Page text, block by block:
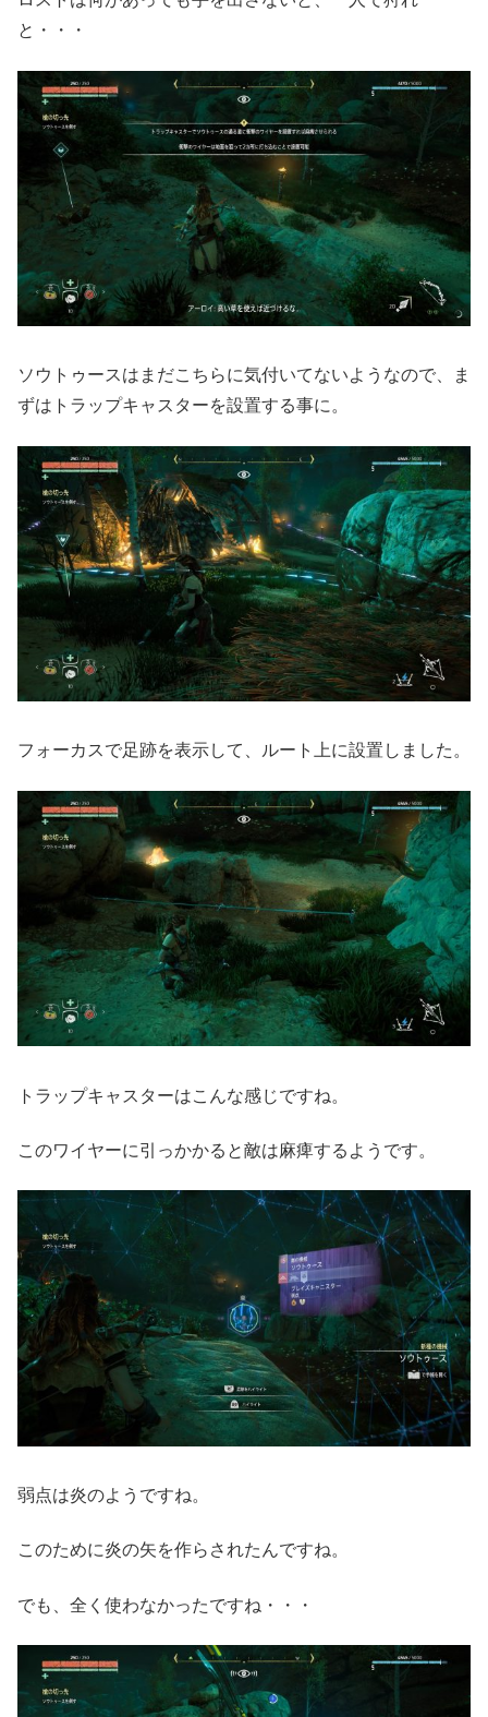
と・・・
ソウトゥースはまだこちらに気付いてないようなので、ま
ずはトラップキャスターを設置する事に。
フォーカスで足跡を表示して、ルート上に設置しました。
トラップキャスターはこんな感じですね。
このワイヤーに引っかかると敵は麻痺するようです。
弱点は炎のようですね。
このために炎の矢を作らされたんですね。
でも、全く使わなかったですね・・・